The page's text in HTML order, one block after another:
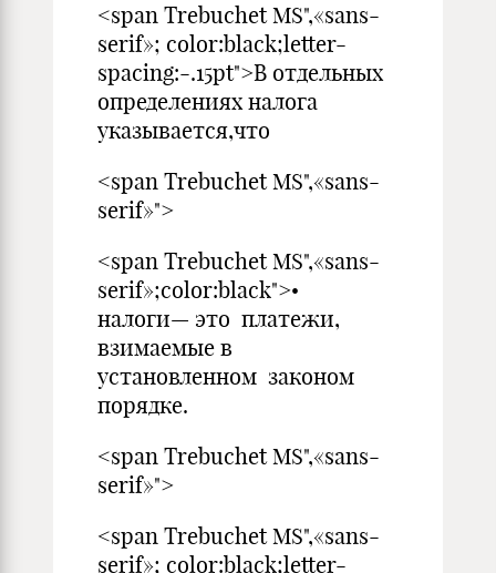
<span Trebuchet MS",«sans-
serif»; color:black;letter-
spacing:-.15pt">В отдельных
определениях налога
указывается,что
<span Trebuchet MS",«sans-
serif»">
<span Trebuchet MS",«sans-
serif»;color:black">•
налоги— это платежи,
взимаемые в
установленном законом
порядке.
<span Trebuchet MS",«sans-
serif»">
<span Trebuchet MS",«sans-
serif»; color:black;letter-